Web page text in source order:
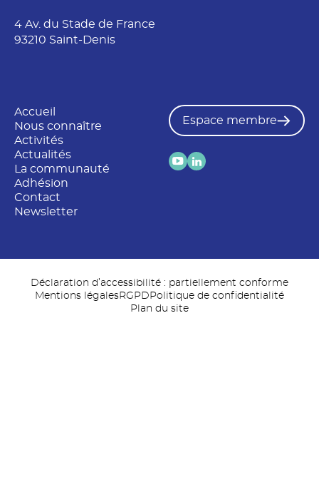
4 Av. du Stade de France
93210 Saint-Denis
Accueil
Nous connaître
Activités
Actualités
La communauté
Adhésion
Contact
Newsletter
Espace membre
Déclaration d’accessibilité : partiellement conforme
Mentions légalesRGPD Politique de confidentialité
Plan du site